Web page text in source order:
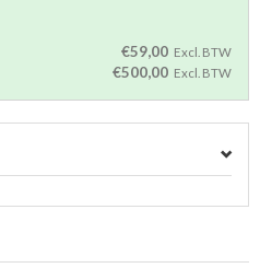
€59,00 Excl. BTW
€500,00 Excl. BTW